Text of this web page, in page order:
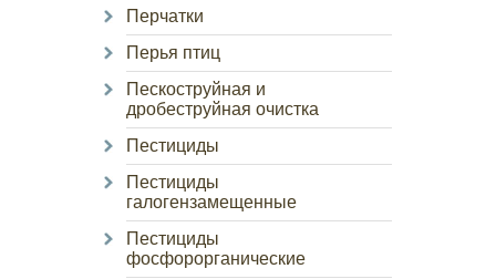
Перчатки
Перья птиц
Пескоструйная и
дробеструйная очистка
Пестициды
Пестициды
галогензамещенные
Пестициды
фосфорорганические